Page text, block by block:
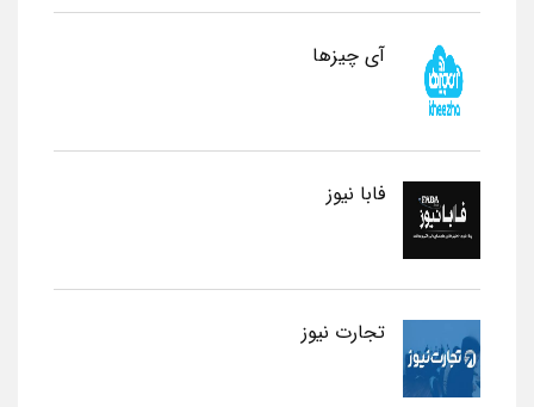
آی چیزها
فابا نیوز
تجارت نیوز